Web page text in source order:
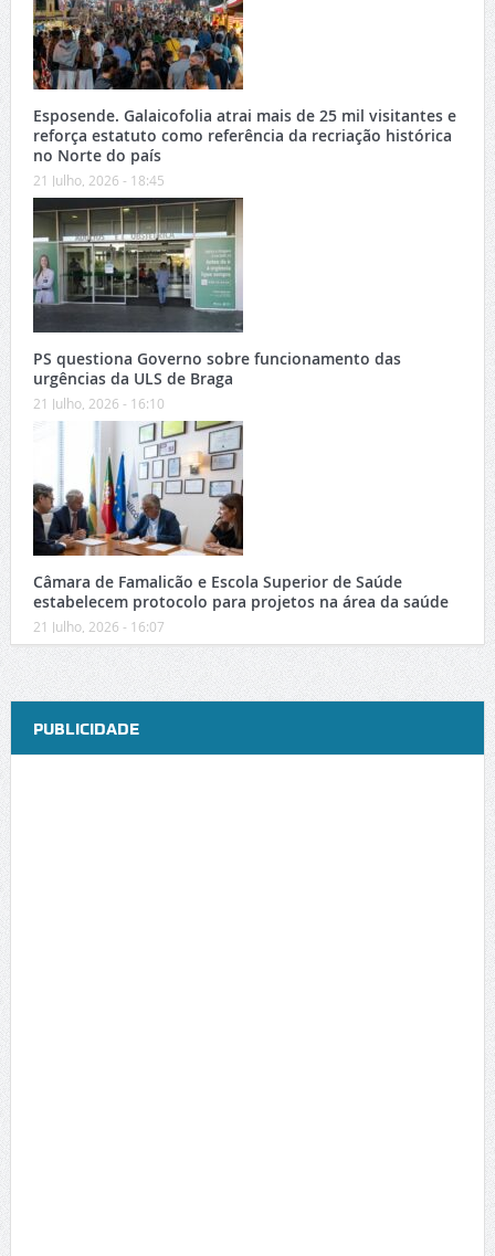
Esposende. Galaicofolia atrai mais de 25 mil visitantes e
reforça estatuto como referência da recriação histórica
no Norte do país
21 Julho, 2026 - 18:45
PS questiona Governo sobre funcionamento das
urgências da ULS de Braga
21 Julho, 2026 - 16:10
Câmara de Famalicão e Escola Superior de Saúde
estabelecem protocolo para projetos na área da saúde
21 Julho, 2026 - 16:07
PUBLICIDADE